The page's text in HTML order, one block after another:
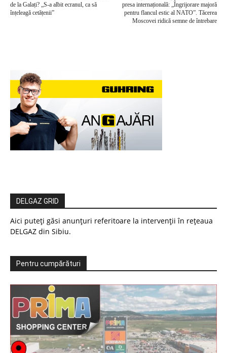
de la Galați? „S-a albit ecranul, ca să
înțeleagă cetățenii”
presa internațională: „Îngrijorare majoră
pentru flancul estic al NATO”. Tăcerea
Moscovei ridică semne de întrebare
DELGAZ GRID
Aici puteți găsi anunțuri referitoare la intervenții în rețeaua
DELGAZ din Sibiu.
Pentru cumpărături